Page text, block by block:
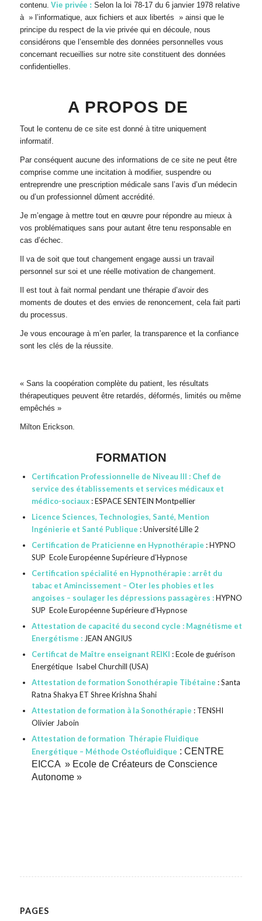
contenu. Vie privée : Selon la loi 78-17 du 6 janvier 1978 relative
à » l’informatique, aux fichiers et aux libertés » ainsi que le
principe du respect de la vie privée qui en découle, nous
considérons que l’ensemble des données personnelles vous
concernant recueillies sur notre site constituent des données
confidentielles.
A PROPOS DE
Tout le contenu de ce site est donné à titre uniquement
informatif.
Par conséquent aucune des informations de ce site ne peut être
comprise comme une incitation à modifier, suspendre ou
entreprendre une prescription médicale sans l’avis d’un médecin
ou d’un professionnel dûment accrédité.
Je m’engage à mettre tout en œuvre pour répondre au mieux à
vos problématiques sans pour autant être tenu responsable en
cas d’échec.
Il va de soit que tout changement engage aussi un travail
personnel sur soi et une réelle motivation de changement.
Il est tout à fait normal pendant une thérapie d’avoir des
moments de doutes et des envies de renoncement, cela fait parti
du processus.
Je vous encourage à m’en parler, la transparence et la confiance
sont les clés de la réussite.
« Sans la coopération complète du patient, les résultats
thérapeutiques peuvent être retardés, déformés, limités ou même
empêchés »
Milton Erickson.
FORMATION
Certification Professionnelle de Niveau III : Chef de
service des établissements et services médicaux et
médico-sociaux: ESPACE SENTEIN Montpellier
Licence Sciences, Technologies, Santé, Mention
Ingénierie et Santé Publique : Université Lille 2
Certification de Praticienne en Hypnothérapie : HYPNO
SUP Ecole Européenne Supérieure d’Hypnose
Certification spécialité en Hypnothérapie : arrêt du
tabac et Amincissement – Oter les phobies et les
angoises – soulager les dépressions passagères :HYPNO
SUP Ecole Européenne Supérieure d’Hypnose
Attestation de capacité du second cycle : Magnétisme et
Energétisme :JEAN ANGIUS
Certificat de Maître enseignant REIKI : Ecole de guérison
Energétique Isabel Churchill (USA)
Attestation de formation Sonothérapie Tibétaine : Santa
Ratna Shakya ET Shree Krishna Shahi
Attestation de formation à la Sonothérapie : TENSHI
Olivier Jaboin
Attestation de formation Thérapie Fluidique
Energétique – Méthode Ostéofluidique : CENTRE
EICCA » Ecole de Créateurs de Conscience
Autonome »
PAGES